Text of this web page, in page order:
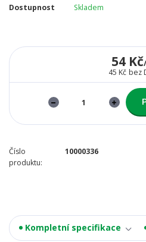
Dostupnost Skladem
54 Kč/
45 Kč bez
Číslo
produktu:
10000336
Kompletní specifikace